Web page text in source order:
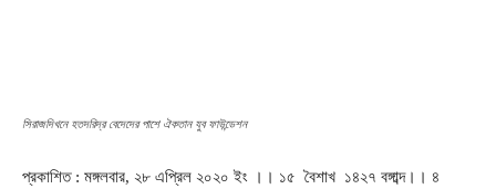
সিরাজদিখনে হতদরিদ্র বেদেদের পাশে ঐকতান যুব ফাউন্ডেশন
প্রকাশিত : মঙ্গলবার, ২৮ এপ্রিল ২০২০ ইং ।। ১৫ বৈশাখ ১৪২৭ বঙ্গাব্দ।। ৪